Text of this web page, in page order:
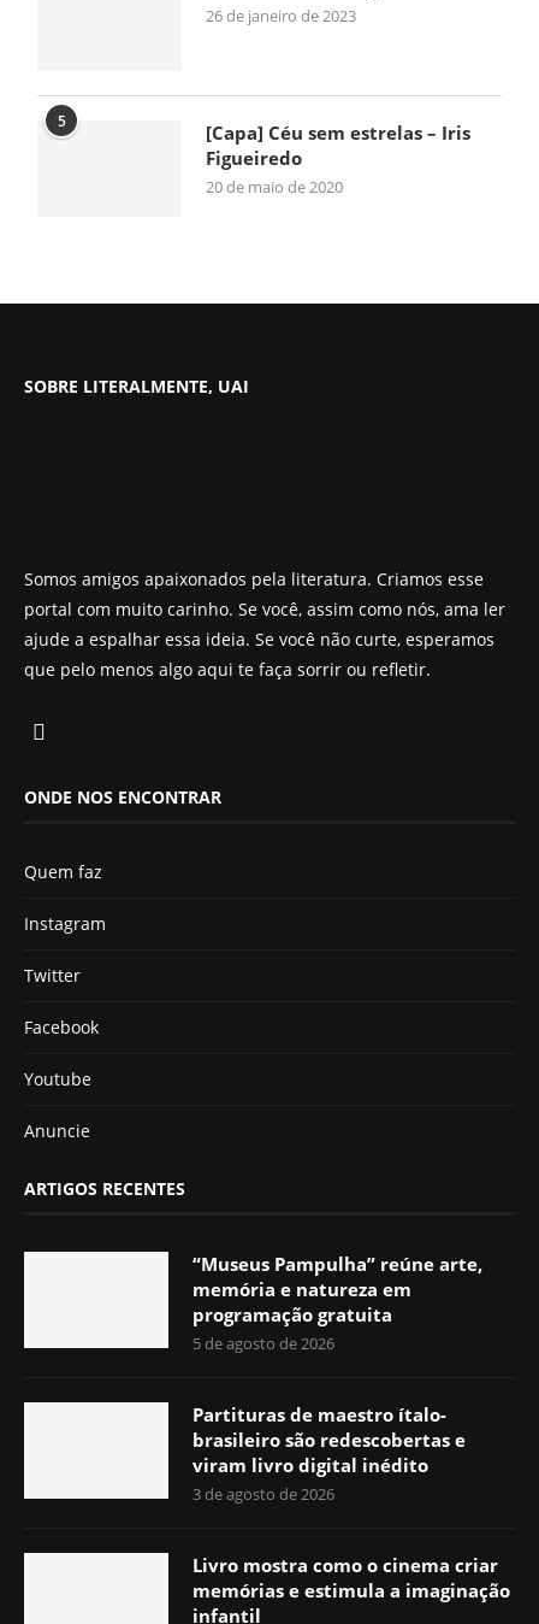
26 de janeiro de 2023
5
[Capa] Céu sem estrelas – Iris
Figueiredo
20 de maio de 2020
SOBRE LITERALMENTE, UAI
Somos amigos apaixonados pela literatura. Criamos esse
portal com muito carinho. Se você, assim como nós, ama ler
ajude a espalhar essa ideia. Se você não curte, esperamos
que pelo menos algo aqui te faça sorrir ou refletir.
ONDE NOS ENCONTRAR
Quem faz
Instagram
Twitter
Facebook
Youtube
Anuncie
ARTIGOS RECENTES
“Museus Pampulha” reúne arte,
memória e natureza em
programação gratuita
5 de agosto de 2026
Partituras de maestro ítalo-
brasileiro são redescobertas e
viram livro digital inédito
3 de agosto de 2026
Livro mostra como o cinema criar
memórias e estimula a imaginação
infantil